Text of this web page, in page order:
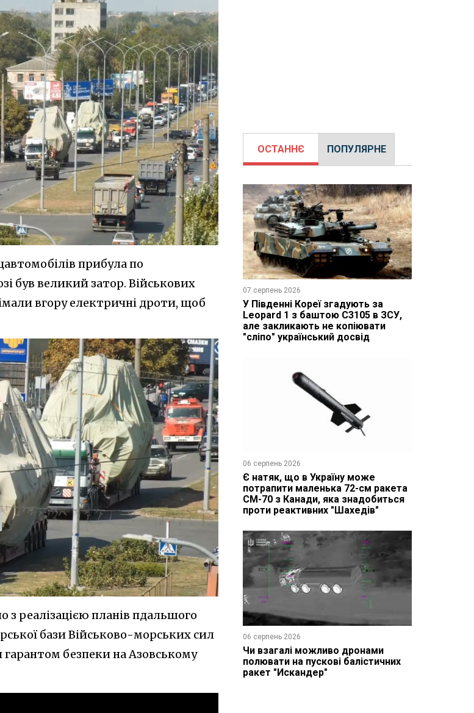
прибула по
був великий затор. Військових
вгору електричні дроти, щоб
з реалізацією планів пдальшого
бази Військово-морських сил
безпеки на Азовському
ОСТАННЄ ПОПУЛЯРНЕ
07 серпень 2026
У Південні Кореї згадують за
Leopard 1 з баштою C3105 в ЗСУ,
але закликають не копіювати
"сліпо" український досвід
06 серпень 2026
Є натяк, що в Україну може
потрапити маленька 72-см ракета
CM-70 з Канади, яка знадобиться
проти реактивних "Шахедів"
06 серпень 2026
Чи взагалі можливо дронами
полювати на пускові балістичних
ракет "Искандер"